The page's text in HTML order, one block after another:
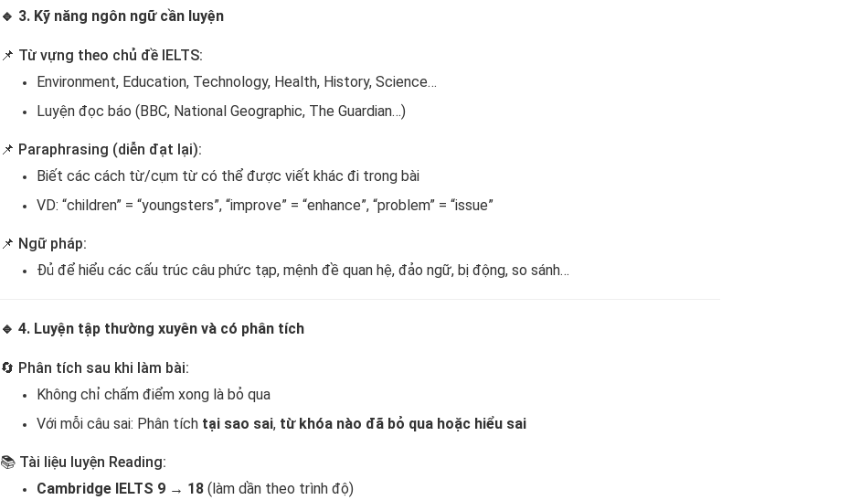
🔹 3. Kỹ năng ngôn ngữ cần luyện
📌 Từ vựng theo chủ đề IELTS:
Environment, Education, Technology, Health, History, Science…
Luyện đọc báo (BBC, National Geographic, The Guardian…)
📌 Paraphrasing (diễn đạt lại):
Biết các cách từ/cụm từ có thể được viết khác đi trong bài
VD: “children” = “youngsters”, “improve” = “enhance”, “problem” = “issue”
📌 Ngữ pháp:
Đủ để hiểu các cấu trúc câu phức tạp, mệnh đề quan hệ, đảo ngữ, bị động, so sánh…
🔹 4. Luyện tập thường xuyên và có phân tích
🔄 Phân tích sau khi làm bài:
Không chỉ chấm điểm xong là bỏ qua
Với mỗi câu sai: Phân tích tại sao sai, từ khóa nào đã bỏ qua hoặc hiểu sai
📚 Tài liệu luyện Reading:
Cambridge IELTS 9 → 18(làm dần theo trình độ)